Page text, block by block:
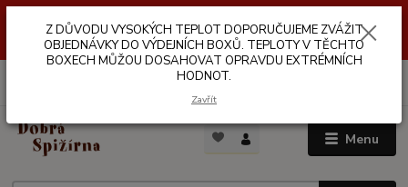
VÝDEJNÍCH BOXŮ. TEPLOTA V TĚCHTO BOXECH MŮŽE DOSAHOVAT
OPRAVDU EXTRÉMNÍCH HODNOT.
Menu
Z DŮVODU VYSOKÝCH TEPLOT DOPORUČUJEME ZVÁŽIT
OBJEDNÁVKY DO VÝDEJNÍCH BOXŮ. TEPLOTY V TĚCHTO
BOXECH MŮŽOU DOSAHOVAT OPRAVDU EXTRÉMNÍCH
HODNOT.
Zavřít